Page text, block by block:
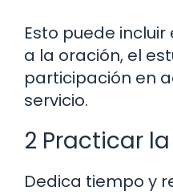
Esto puede
a la oración, el
participación en
servicio.
2 Practicar
Dedica tiempo y